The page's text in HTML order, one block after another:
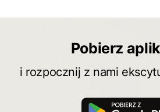
Pobierz
i rozpocznij z nami